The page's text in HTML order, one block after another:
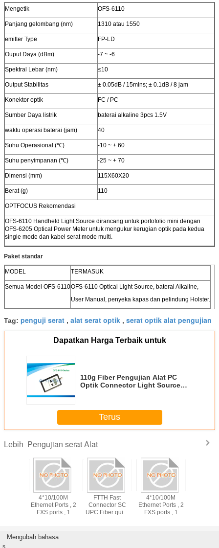
Mengetik OFS-6110
Panjang gelombang (nm) 1310 atau 1550
emitter Type FP-LD
Ouput Daya (dBm) -7 ~ -6
Spektral Lebar (nm) ≤10
Output Stabilitas ± 0.05dB / 15mins; ± 0.1dB / 8 jam
Konektor optik FC / PC
Sumber Daya listrik baterai alkaline 3pcs 1.5V
waktu operasi baterai (jam) 40
Suhu Operasional (℃) -10 ~ + 60
Suhu penyimpanan (℃) -25 ~ + 70
Dimensi (mm) 115X60X20
Berat (g) 110
OPTFOCUS Rekomendasi
OFS-6110 Handheld Light Source dirancang untuk portofolio mini dengan
OFS-6205 Optical Power Meter untuk mengukur kerugian optik pada kedua
single mode dan kabel serat mode multi.
Paket standar
MODEL TERMASUK
Semua Model OFS-6110OFS-6110 Optical Light Source, baterai Alkaline,
User Manual, penyeka kapas dan pelindung Holster.
Tag: penguji serat , alat serat optik , serat optik alat pengujian
Dapatkan Harga Terbaik untuk
110g Fiber Pengujian Alat PC
Optik Connector Light Source
Terus
Lebih Pengujian serat Alat
4*10/100M
Ethernet Ports , 2
FXS ports , 1
Plastic casing ,
Buint in WIFI
FTTH Fast
Connector SC
UPC Fiber quick
4*10/100M
Ethernet Ports , 2
FXS ports , 1
Mengubah bahasa
s